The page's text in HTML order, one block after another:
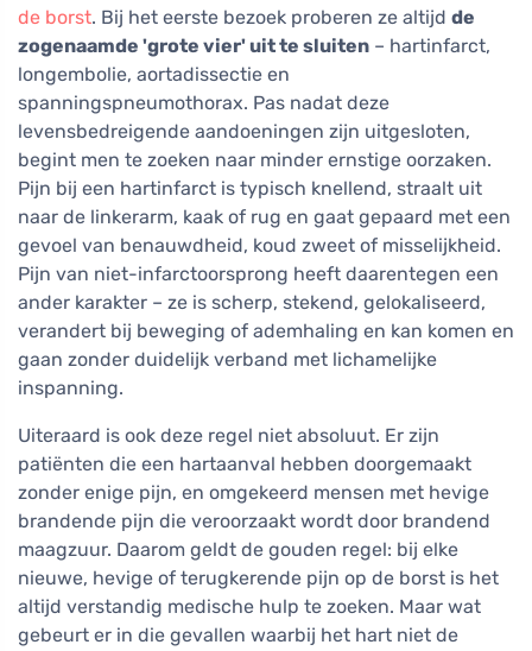
de borst. Bij het eerste bezoek proberen ze altijd de
zogenaamde 'grote vier' uit te sluiten – hartinfarct,
longembolie, aortadissectie en
spanningspneumothorax. Pas nadat deze
levensbedreigende aandoeningen zijn uitgesloten,
begint men te zoeken naar minder ernstige oorzaken.
Pijn bij een hartinfarct is typisch knellend, straalt uit
naar de linkerarm, kaak of rug en gaat gepaard met een
gevoel van benauwdheid, koud zweet of misselijkheid.
Pijn van niet-infarctoorsprong heeft daarentegen een
ander karakter – ze is scherp, stekend, gelokaliseerd,
verandert bij beweging of ademhaling en kan komen en
gaan zonder duidelijk verband met lichamelijke
inspanning.
Uiteraard is ook deze regel niet absoluut. Er zijn
patiënten die een hartaanval hebben doorgemaakt
zonder enige pijn, en omgekeerd mensen met hevige
brandende pijn die veroorzaakt wordt door brandend
maagzuur. Daarom geldt de gouden regel: bij elke
nieuwe, hevige of terugkerende pijn op de borst is het
altijd verstandig medische hulp te zoeken. Maar wat
gebeurt er in die gevallen waarbij het hart niet de